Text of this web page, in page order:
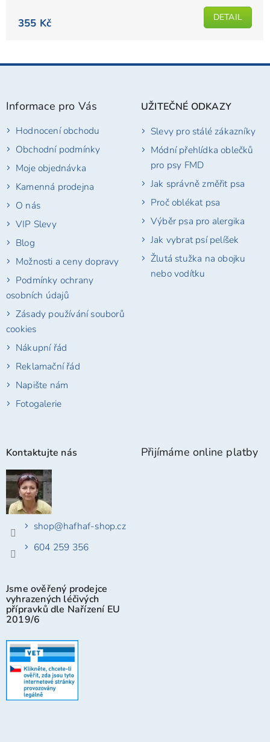
je
5
355 Kč DETAIL
Z
Informace pro Vás
Hodnocení obchodu
Obchodní podmínky
Moje objednávka
Kamenná prodejna
O nás
VIP Slevy
Blog
Možnosti a ceny dopravy
Podmínky ochrany
osobních údajů
Zásady používání souborů
cookies
Nákupní řád
Reklamační řád
Napište nám
Fotogalerie
UŽITEČNÉ ODKAZY
Slevy pro stálé zákazníky
Módní přehlídka oblečků
pro psy FMD
Jak správně změřit psa
Proč oblékat psa
Výběr psa pro alergika
Jak vybrat psí pelíšek
Žlutá stužka na obojku
nebo vodítku
Kontaktujte nás
shop@hafhaf-shop.cz
604 259 356
Jsme ověřený prodejce
vyhrazených léčivých
přípravků dle Nařízení EU
2019/6
Přijímáme online platby